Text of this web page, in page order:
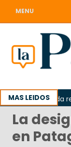
MENU
MAS LEIDOS
Odarda
La
en